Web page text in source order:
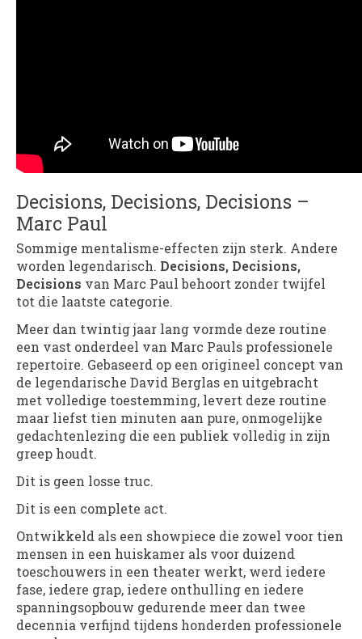
Decisions, Decisions, Decisions –
Marc Paul
Sommige mentalisme-effecten zijn sterk. Andere
worden legendarisch. Decisions, Decisions,
Decisions van Marc Paul behoort zonder twijfel
tot die laatste categorie.
Meer dan twintig jaar lang vormde deze routine
een vast onderdeel van Marc Pauls professionele
repertoire. Gebaseerd op een origineel concept van
de legendarische David Berglas en uitgebracht
met volledige toestemming, levert deze routine
maar liefst tien minuten aan pure, onmogelijke
gedachtenlezing die een publiek volledig in zijn
greep houdt.
Dit is geen losse truc.
Dit is een complete act.
Ontwikkeld als een showpiece die zowel voor tien
mensen in een huiskamer als voor duizend
toeschouwers in een theater werkt, werd iedere
fase, iedere grap, iedere onthulling en iedere
spanningsopbouw gedurende meer dan twee
decennia verfijnd tijdens honderden professionele